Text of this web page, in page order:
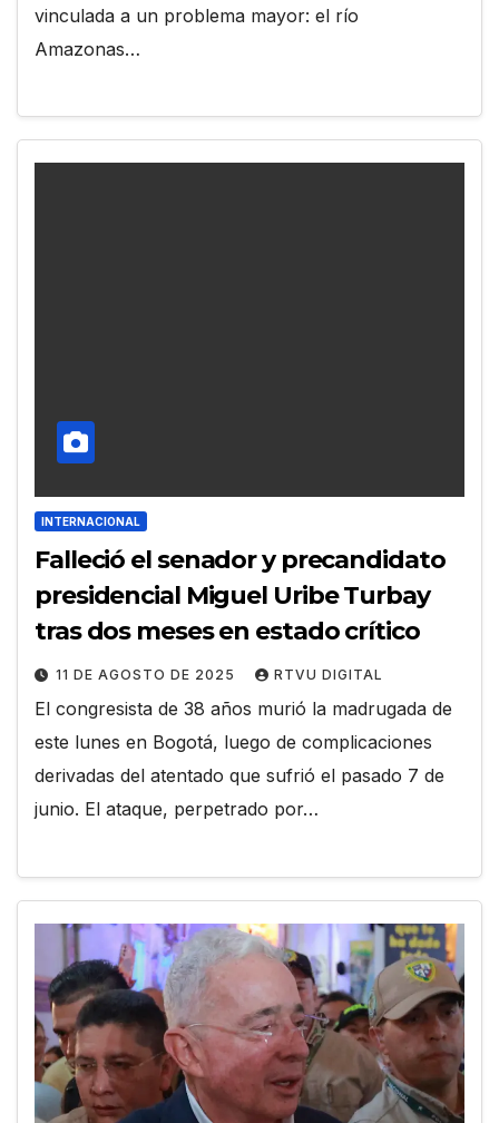
vinculada a un problema mayor: el río
Amazonas…
INTERNACIONAL
Falleció el senador y precandidato
presidencial Miguel Uribe Turbay
tras dos meses en estado crítico
11 DE AGOSTO DE 2025 RTVU DIGITAL
El congresista de 38 años murió la madrugada de
este lunes en Bogotá, luego de complicaciones
derivadas del atentado que sufrió el pasado 7 de
junio. El ataque, perpetrado por…